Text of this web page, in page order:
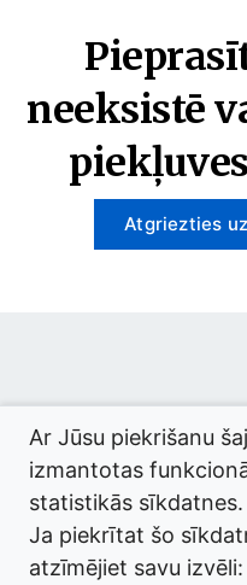
neeksistē
Atgriezties
© 2026 termini.gov.lv.
Ar Jūsu piekrišanu
izmantotas
statistikās sīkdatnes.
Ja piekrītat šo
atzīmējiet savu izvēli: